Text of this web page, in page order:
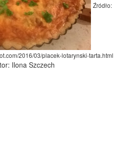
Źródło:
2016/03/placek-lotarynski-tarta.html
Ilona Szczech